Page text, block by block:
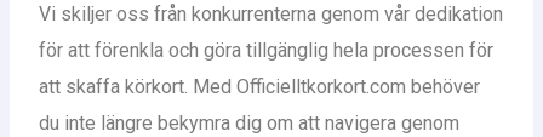
Vi skiljer oss från konkurrenterna genom vår dedikation
för att förenkla och göra tillgänglig hela processen för
att skaffa körkort. Med Officielltkorkort.com behöver
du inte längre bekymra dig om att navigera genom